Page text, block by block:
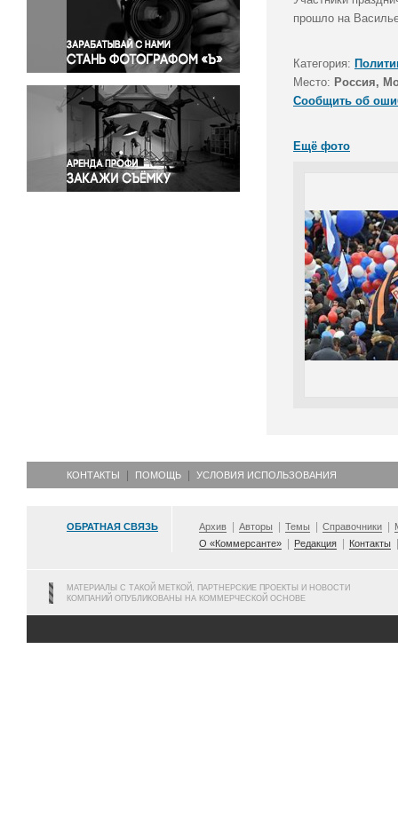
Правосудие
Происшествия и конфликты
Религия
Светская жизнь
Спорт
Экология
Экономика и бизнес
прошло на
Категория:
Место: Россия,
Сообщить об
Ещё фото
КОНТАКТЫ ПОМОЩЬ УСЛОВИЯ ИСПОЛЬЗОВАНИЯ
ОБРАТНАЯ СВЯЗЬ Архив Авторы Темы Справочники
О «Коммерсанте»
Редакция Контакты
МАТЕРИАЛЫ С ТАКОЙ МЕТКОЙ, ПАРТНЕРСКИЕ ПРОЕКТЫ И НОВОСТИ
КОМПАНИЙ ОПУБЛИКОВАНЫ НА КОММЕРЧЕСКОЙ ОСНОВЕ